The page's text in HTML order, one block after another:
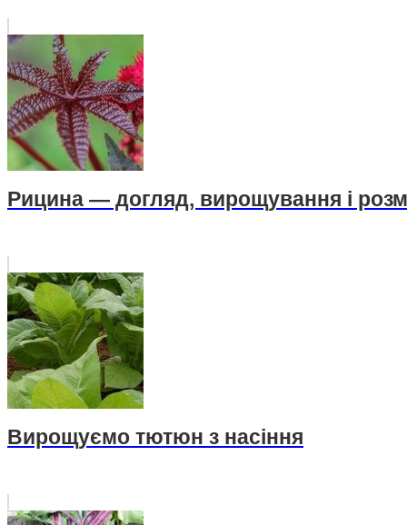
Рицина — догляд, вирощування і
Вирощуємо тютюн з насіння